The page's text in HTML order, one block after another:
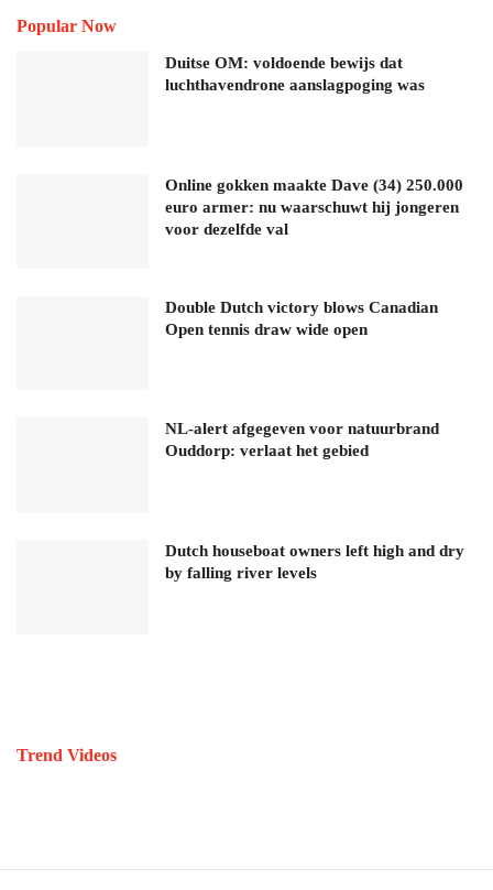
Popular Now
Duitse OM: voldoende bewijs dat
luchthavendrone aanslagpoging was
Online gokken maakte Dave (34) 250.000
euro armer: nu waarschuwt hij jongeren
voor dezelfde val
Double Dutch victory blows Canadian
Open tennis draw wide open
NL-alert afgegeven voor natuurbrand
Ouddorp: verlaat het gebied
Dutch houseboat owners left high and dry
by falling river levels
Trend Videos